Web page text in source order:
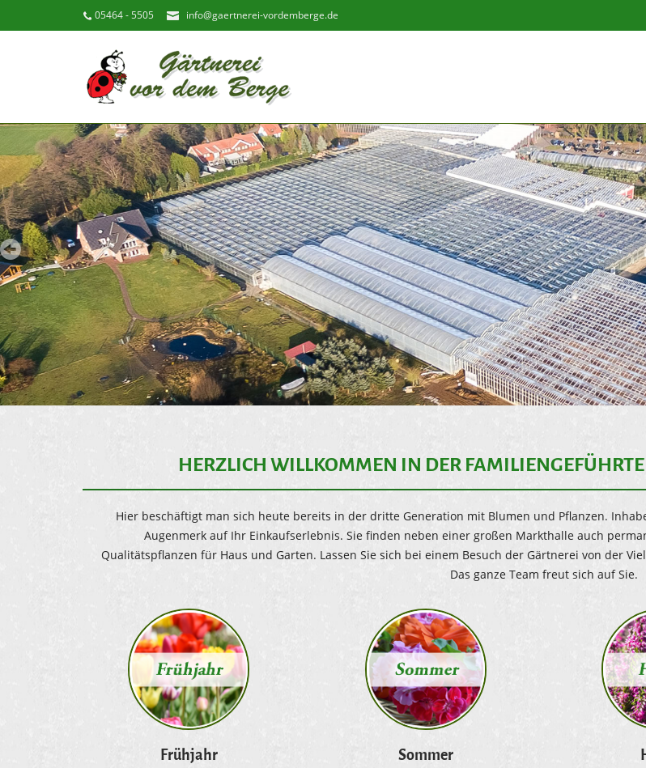
05464 - 5505 info@gaertnerei-vordemberge.de
HERZLICH WILLKOMMEN IN DER
Hier beschäftigt man sich heute bereits in der dritte Generation mit Blumen und Pflanzen.
Augenmerk auf Ihr Einkaufserlebnis. Sie finden neben einer großen Markthalle auch
Qualitätspflanzen für Haus und Garten. Lassen Sie sich bei einem Besuch der Gärtnerei von der
Das ganze Team freut sich auf Sie.
Frühjahr Sommer